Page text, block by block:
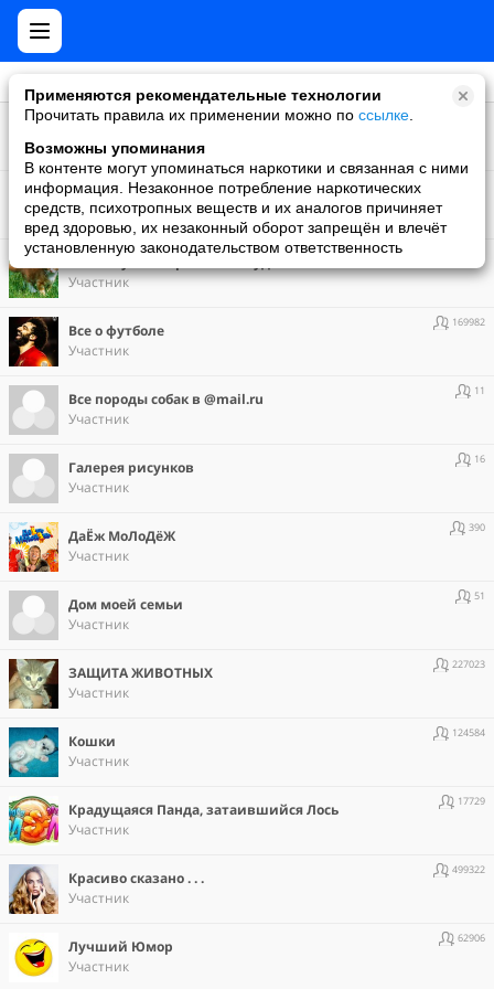
Применяются рекомендательные технологии
Прочитать правила их применении можно по ссылке
Возможны упоминания
В контенте могут упоминаться наркотики и связанная с ними
информация. Незаконное потребление наркотических
средств, психотропных веществ и их аналогов причиняет
вред здоровью, их незаконный оборот запрещён и влечёт
установленную законодательством ответственность
Все Кашины
Создатель
_Новый год,новый год 2010!_
Участник
Все кому не безразлична судьба животных!
Участник
Все о футболе
Участник
169982
Все породы cобак в @mail.ru
Участник
11
Галерея рисунков
Участник
16
ДаЁж МоЛоДёЖ
Участник
390
Дом моей семьи
Участник
51
ЗАЩИТА ЖИВОТНЫХ
Участник
227023
Кошки
Участник
124584
Крадущаяся Панда, затаившийся Лось
Участник
17729
Красиво сказано . . .
Участник
499322
Лучший Юмор
Участник
62906